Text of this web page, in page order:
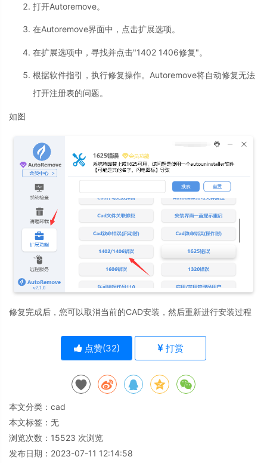
打开Autoremove。
在Autoremove界面中，点击扩展选项。
在扩展选项中，寻找并点击"1402 1406修复"。
根据软件指引，执行修复操作。Autoremove将自动修复无法
打开注册表的问题。
如图
修复完成后，您可以取消当前的CAD安装，然后重新进行安装过程
点赞(32) 打赏
本文分类： cad
本文标签：无
浏览次数： 15523 次浏览
发布日期：2023-07-11 12:14:58